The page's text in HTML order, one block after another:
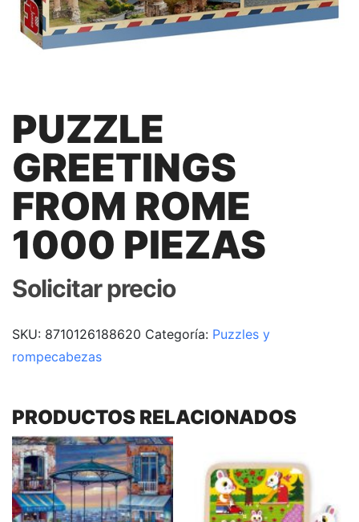
PUZZLE
GREETINGS
FROM ROME
1000 PIEZAS
Solicitar precio
SKU: 8710126188620 Categoría: Puzzles y
rompecabezas
PRODUCTOS RELACIONADOS